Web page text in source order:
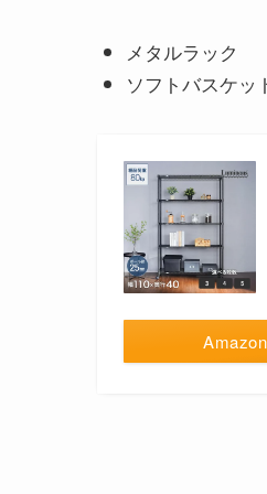
メタルラック
ソフトバスケ